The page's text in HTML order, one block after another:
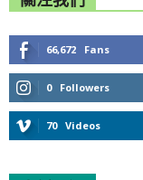
66,672 Fans
0 Followers
70 Videos